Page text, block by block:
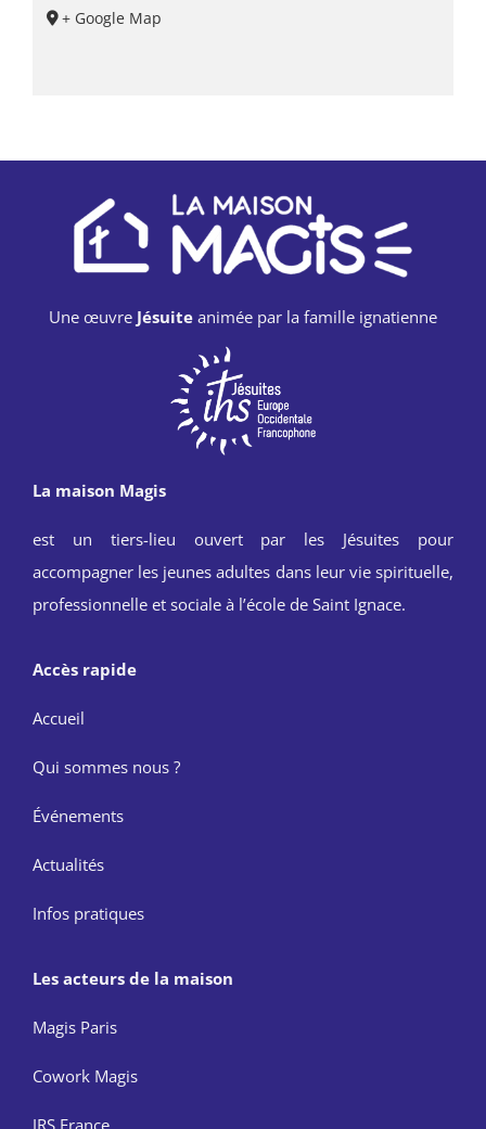
+ Google Map
Une œuvre Jésuite animée par la famille ignatienne
La maison Magis
est un tiers-lieu ouvert par les Jésuites pour
accompagner les jeunes adultes dans leur vie spirituelle,
professionnelle et sociale à l’école de Saint Ignace.
Accès rapide
Accueil
Qui sommes nous ?
Événements
Actualités
Infos pratiques
Les acteurs de la maison
Magis Paris
Cowork Magis
JRS France